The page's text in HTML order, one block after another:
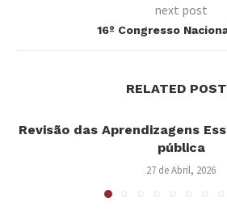
next post
16º Congresso
RELATED
Revisão das Aprendizagens
pública
27 de Abril, 2026